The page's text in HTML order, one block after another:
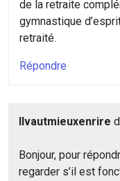
de la retraite
gymnastique
retraité.
Répondre
Ilvautmieuxenrire
Bonjour, pour
regarder s’il est